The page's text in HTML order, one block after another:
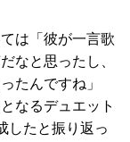
は「彼が一言歌
なと思ったし、
たんですね」
なるデュエット
したと振り返っ